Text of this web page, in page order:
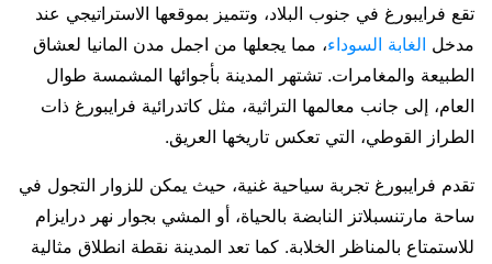
تقع فرايبورغ في جنوب البلاد، وتتميز بموقعها الاستراتيجي عند
مدخل الغابة السوداء، مما يجعلها من اجمل مدن المانيا لعشاق
الطبيعة والمغامرات. تشتهر المدينة بأجوائها المشمسة طوال
العام، إلى جانب معالمها التراثية، مثل كاتدرائية فرايبورغ ذات
الطراز القوطي، التي تعكس تاريخها العريق.
تقدم فرايبورغ تجربة سياحية غنية، حيث يمكن للزوار التجول في
ساحة مارتنسبلاتز النابضة بالحياة، أو المشي بجوار نهر درايزام
للاستمتاع بالمناظر الخلابة. كما تعد المدينة نقطة انطلاق مثالية